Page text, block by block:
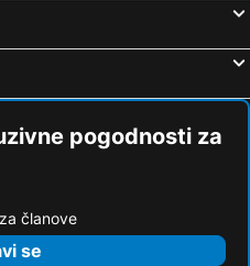
pogodnosti za
članove
se